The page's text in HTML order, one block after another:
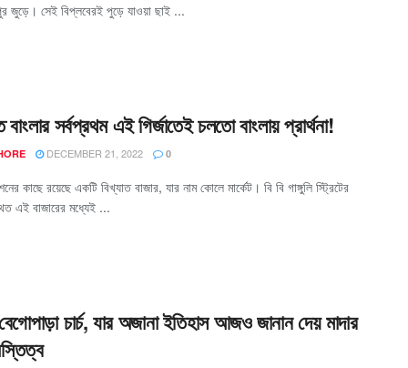
জুড়ে। সেই বিপ্লবেরই পুড়ে যাওয়া ছাই ...
সর্বপ্রথম এই গির্জাতেই চলতো বাংলায় প্রার্থনা!
DECEMBER 21, 2022 0
কাছে রয়েছে একটি বিখ্যাত বাজার, যার নাম কোলে মার্কেট। বি বি গাঙ্গুলি স্ট্রিটের
এই বাজারের মধ্যেই ...
চার্চ, যার অজানা ইতিহাস আজও জানান দেয় মাদার